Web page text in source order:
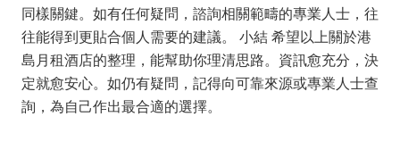
同樣關鍵。如有任何疑問，諮詢相關範疇的專業人士，往
往能得到更貼合個人需要的建議。 小結 希望以上關於港
島月租酒店的整理，能幫助你理清思路。資訊愈充分，決
定就愈安心。如仍有疑問，記得向可靠來源或專業人士查
詢，為自己作出最合適的選擇。